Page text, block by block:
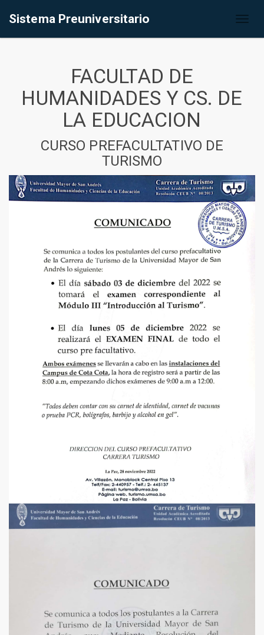
Sistema Preuniversitario
FACULTAD DE
HUMANIDADES Y CS. DE
LA EDUCACION
CURSO PREFACULTATIVO DE
TURISMO